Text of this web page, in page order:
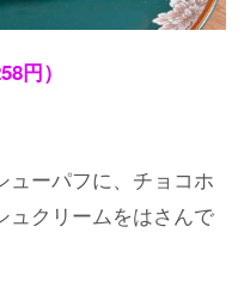
円）
ューパフに、チョコホ
ュクリームをはさんで